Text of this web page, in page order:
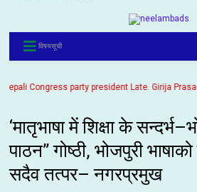
विषयसूची
Congress party president Late. Girija
‘मातृभाषा में शिक्षा के
पाठन” गोष्ठी, भोजपुरी
सदैव तत्पर– नगरप्रमुख